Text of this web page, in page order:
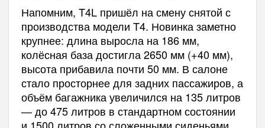
Напомним, T4L пришёл на смену снятой с
производства модели T4. Новинка заметно
крупнее: длина выросла на 186 мм,
колёсная база достигла 2650 мм (+40 мм),
высота прибавила почти 50 мм. В салоне
стало просторнее для задних пассажиров, а
объём багажника увеличился на 135 литров
— до 475 литров в стандартном состоянии
и 1500 литров со сложенными сиденьями.